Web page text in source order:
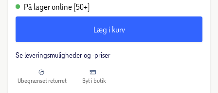
På lager online (50+)
Læg i kurv
Se leveringsmuligheder og -priser
Ubegrænset returret Byt i butik